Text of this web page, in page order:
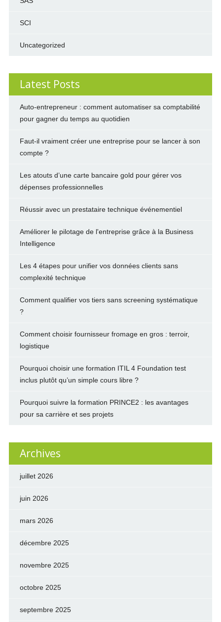
SCI
Uncategorized
Latest Posts
Auto-entrepreneur : comment automatiser sa comptabilité
pour gagner du temps au quotidien
Faut-il vraiment créer une entreprise pour se lancer à son
compte ?
Les atouts d’une carte bancaire gold pour gérer vos
dépenses professionnelles
Réussir avec un prestataire technique événementiel
Améliorer le pilotage de l'entreprise grâce à la Business
Intelligence
Les 4 étapes pour unifier vos données clients sans
complexité technique
Comment qualifier vos tiers sans screening systématique
?
Comment choisir fournisseur fromage en gros : terroir,
logistique
Pourquoi choisir une formation ITIL 4 Foundation test
inclus plutôt qu’un simple cours libre ?
Pourquoi suivre la formation PRINCE2 : les avantages
pour sa carrière et ses projets
Archives
juillet 2026
juin 2026
mars 2026
décembre 2025
novembre 2025
octobre 2025
septembre 2025